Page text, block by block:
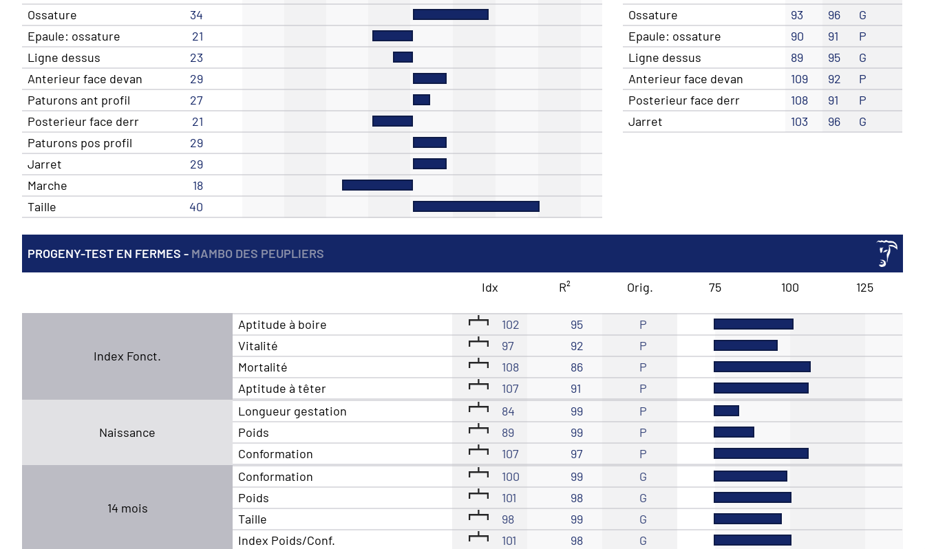
Ossature
34
Epaule: ossature
21
Ligne dessus
23
Anterieur face devan
29
Paturons ant profil
27
Posterieur face derr
21
Paturons pos profil
29
Jarret
29
Marche
18
Taille
40
Ossature
93 96
G
Epaule: ossature
90 91
P
Ligne dessus
89 95
G
Anterieur face devan
109 92
P
Posterieur face derr
108 91
P
Jarret
103 96 G
PROGENY-TEST EN FERMES - MAMBO DES PEUPLIERS
Idx R² Orig. 75 100 125
Index Fonct.
Aptitude à boire 102 95
P
Vitalité
97 92
P
Mortalité
108 86
P
Aptitude à têter
107 91 P
Naissance
Longueur gestation 84 99
P
Poids
89 99
P
Conformation
107 97 P
14 mois
Conformation 100 99
G
Poids
101 98
G
Taille
98 99
G
Index Poids/Conf.
101 98 G